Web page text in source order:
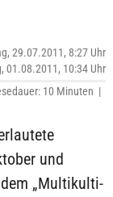
29.07.2011, 8:27 Uhr
01.08.2011, 10:34 Uhr
10 Minuten |
und
„Multikulti-